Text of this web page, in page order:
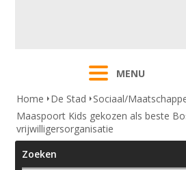
MENU
Home
De Stad
Sociaal/
Maaspoort Kids gekozen als beste
vrijwilligersorganisatie
Zoeken